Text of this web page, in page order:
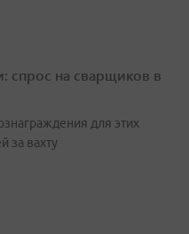
спрос на сварщиков в
для этих
за вахту